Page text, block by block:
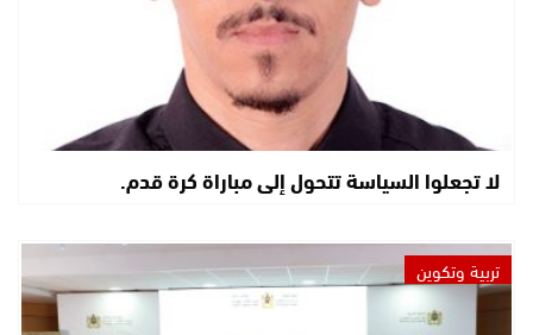
لا تجعلوا السياسة تتحول إلى مباراة كرة قدم.
تربية وتكوين